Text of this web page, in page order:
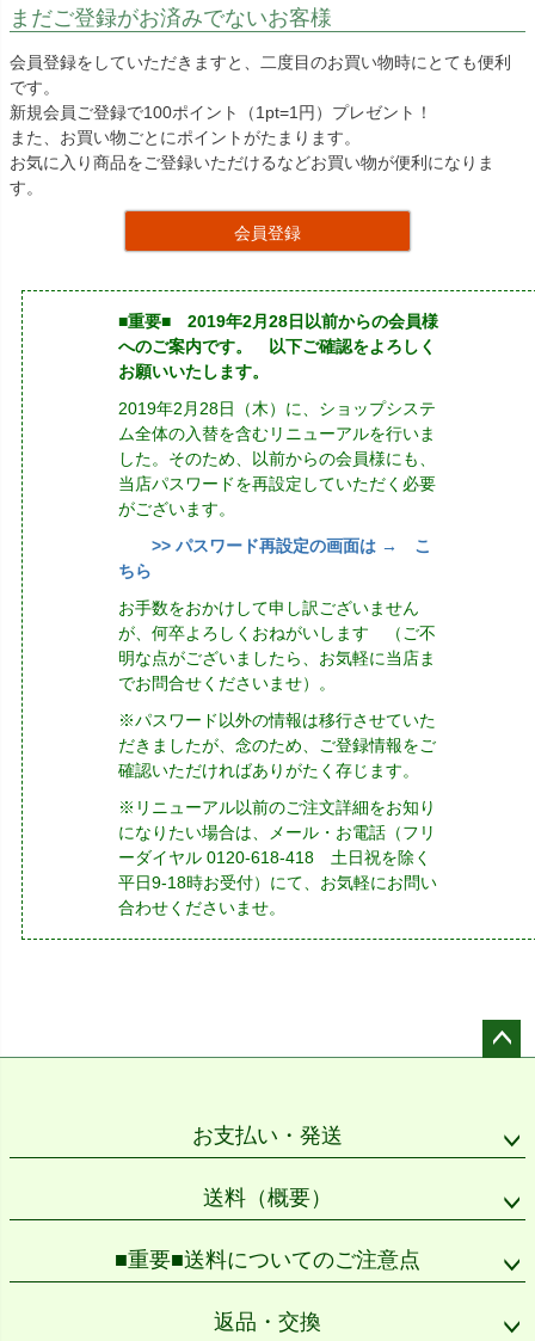
まだご登録がお済みでないお客様
会員登録をしていただきますと、二度目のお買い物時にとても便利
です。
新規会員ご登録で100ポイント（1pt=1円）プレゼント！
また、お買い物ごとにポイントがたまります。
お気に入り商品をご登録いただけるなどお買い物が便利になりま
す。
会員登録
■重要■ 2019年2月28日以前からの会員様
へのご案内です。 以下ご確認をよろしく
お願いいたします。
2019年2月28日（木）に、ショップシステ
ム全体の入替を含むリニューアルを行いま
した。そのため、以前からの会員様にも、
当店パスワードを再設定していただく必要
がございます。
>> パスワード再設定の画面は → こ
ちら
お手数をおかけして申し訳ございません
が、何卒よろしくおねがいします （ご不
明な点がございましたら、お気軽に当店ま
でお問合せくださいませ）。
※パスワード以外の情報は移行させていた
だきましたが、念のため、ご登録情報をご
確認いただければありがたく存じます。
※リニューアル以前のご注文詳細をお知り
になりたい場合は、メール・お電話（フリ
ーダイヤル 0120-618-418 土日祝を除く
平日9-18時お受付）にて、お気軽にお問い
合わせくださいませ。
お支払い・発送
送料（概要）
■重要■送料についてのご注意点
返品・交換